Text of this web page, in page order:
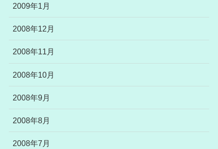
2009年1月
2008年12月
2008年11月
2008年10月
2008年9月
2008年8月
2008年7月